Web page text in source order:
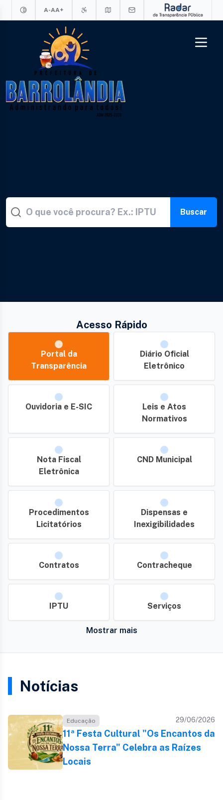
A-AA+
Buscar
Acesso Rápido
Portal da
Transparência
Diário Oficial
Eletrônico
Ouvidoria e E-SIC
Leis e Atos
Normativos
Nota Fiscal
Eletrônica
CND Municipal
Procedimentos
Licitatórios
Dispensas e
Inexigibilidades
Contratos Contracheque
IPTU Serviços
Mostrar mais
Notícias
Educação 29/06/2026
11ª Festa Cultural "Os Encantos da
Nossa Terra" Celebra as Raízes
Locais